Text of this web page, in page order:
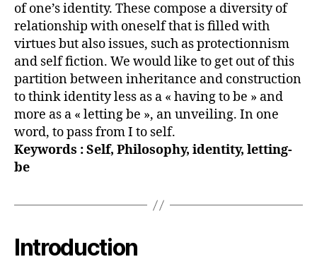
of one’s identity. These compose a diversity of
relationship with oneself that is filled with
virtues but also issues, such as protectionnism
and self fiction. We would like to get out of this
partition between inheritance and construction
to think identity less as a « having to be » and
more as a « letting be », an unveiling. In one
word, to pass from I to self.
Keywords : Self, Philosophy, identity, letting-
be
Introduction